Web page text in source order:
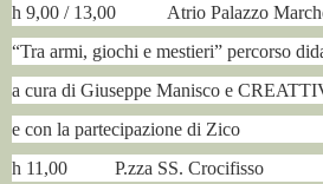
h 9,00 / 13,00 Atrio Palazzo
“Tra armi, giochi e mestieri” percorso
a cura di Giuseppe Manisco e
e con la partecipazione di Zico
h 11,00 P.zza SS. Crocifisso